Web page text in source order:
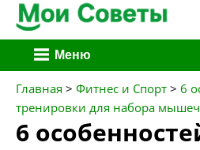
Перейти
к
содержимому
Меню
Главная > Фитнес и Спорт > 6
тренировки для набора
6